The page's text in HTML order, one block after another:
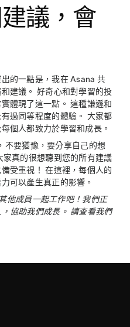
議，會
的一點是，我在 Asana 共
建議。 好奇心和對學習的投
體現了這一點。 這種謙遜和
過同等程度的體驗。 大家都
個人都致力於學習和成長。
不要猶豫，要分享自己的想
真的很想聽到您的所有建議
受重視！ 在這裡，每個人的
可以產生真正的影響。
他成員一起工作吧！我們正
協助我們成長。 請查看我們